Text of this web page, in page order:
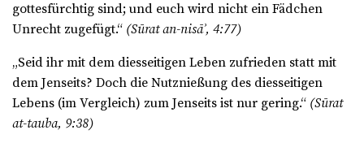
gottesfürchtig sind; und euch wird nicht ein Fädchen
Unrecht zugefügt.“ (Sūrat an-nisāʾ, 4:77)
„Seid ihr mit dem diesseitigen Leben zufrieden statt mit
dem Jenseits? Doch die Nutznießung des diesseitigen
Lebens (im Vergleich) zum Jenseits ist nur gering.“ (Sūrat
at-tauba, 9:38)